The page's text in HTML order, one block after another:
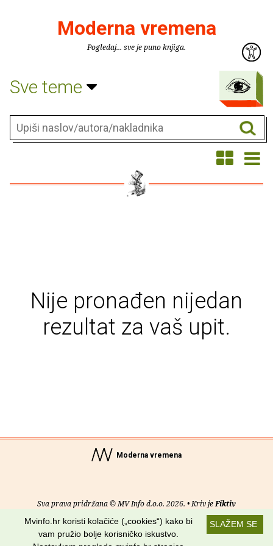
Moderna vremena
Pogledaj... sve je puno knjiga.
Sve teme
Nije pronađen nijedan
rezultat za vaš upit.
Moderna vremena
Sva prava pridržana © MV Info d.o.o. 2026. • Kriv jeFiktiv
Uvjeti korištenja RSS kanaliSLAŽEM SE
Mvinfo.hr koristi kolačiće („cookies“) kako bi
vam pružio bolje korisničko iskustvo.